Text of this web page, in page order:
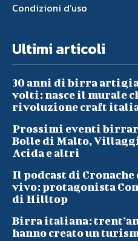
Condizioni d’uso
Ultimi articoli
30 anni di birra
volti: nasce il murale
rivoluzione craft
Prossimi eventi
Bolle di Malto,
Acida e altri
Il podcast di
vivo: protagonista
di Hilltop
Birra italiana:
hanno creato un